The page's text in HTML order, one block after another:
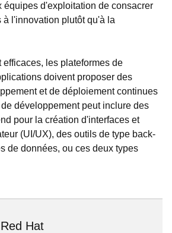
équipes d'exploitation de consacrer
à l'innovation plutôt qu'à la
efficaces, les plateformes de
doivent proposer des
et de déploiement continues
développement peut inclure des
pour la création d'interfaces et
(UI/UX), des outils de type back-
de données, ou ces deux types
Hat